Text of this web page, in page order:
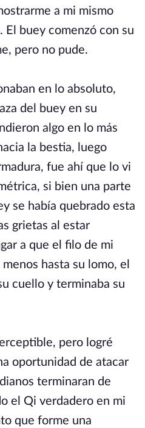
a mi mismo
El buey comenzó con su
pero no pude.
en lo absoluto,
del buey en su
algo en lo más
la bestia, luego
fue ahí que lo vi
si bien una parte
se había quebrado esta
grietas al estar
a que el filo de mi
hasta su lomo, el
cuello y terminaba su
pero logré
oportunidad de atacar
terminaran de
el Qi verdadero en mi
que forme una